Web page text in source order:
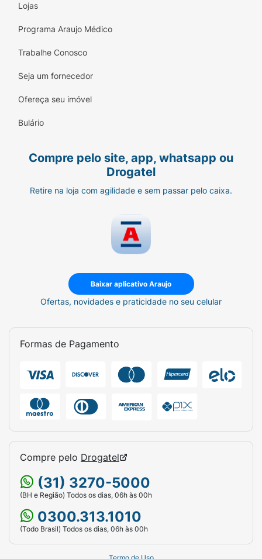
Lojas
Programa Araujo Médico
Trabalhe Conosco
Seja um fornecedor
Ofereça seu imóvel
Bulário
Compre pelo site, app, whatsapp ou
Drogatel
Retire na loja com agilidade e sem passar pelo caixa.
Baixar aplicativo Araujo
Ofertas, novidades e praticidade no seu celular
Formas de Pagamento
Compre pelo Drogatel
(31) 3270-5000
(BH e Região) Todos os dias, 06h às 00h
0300.313.1010
(Todo Brasil) Todos os dias, 06h às 00h